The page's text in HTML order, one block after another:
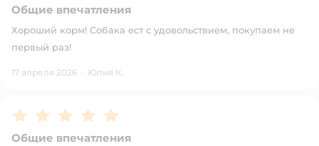
Общие впечатления
Хороший корм! Собака ест с удовольствием, покупаем не
первый раз!
17 апреля 2026 · Юлия К.
Рейтинг:5
Общие впечатления